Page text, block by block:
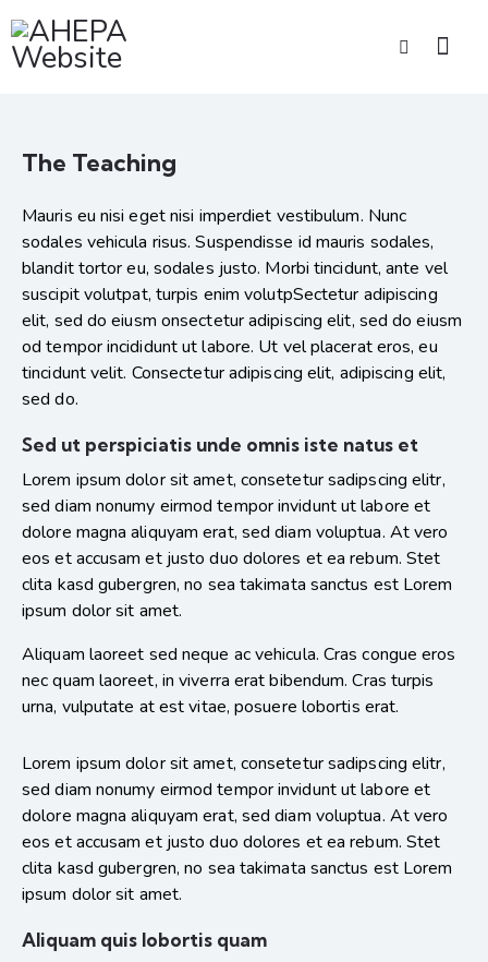
The Teaching
Mauris eu nisi eget nisi imperdiet vestibulum. Nunc
sodales vehicula risus. Suspendisse id mauris sodales,
blandit tortor eu, sodales justo. Morbi tincidunt, ante vel
suscipit volutpat, turpis enim volutpSectetur adipiscing
elit, sed do eiusm onsectetur adipiscing elit, sed do eiusm
od tempor incididunt ut labore. Ut vel placerat eros, eu
tincidunt velit. Consectetur adipiscing elit, adipiscing elit,
sed do.
Sed ut perspiciatis unde omnis iste natus et
Lorem ipsum dolor sit amet, consetetur sadipscing elitr,
sed diam nonumy eirmod tempor invidunt ut labore et
dolore magna aliquyam erat, sed diam voluptua. At vero
eos et accusam et justo duo dolores et ea rebum. Stet
clita kasd gubergren, no sea takimata sanctus est Lorem
ipsum dolor sit amet.
Aliquam laoreet sed neque ac vehicula. Cras congue eros
nec quam laoreet, in viverra erat bibendum. Cras turpis
urna, vulputate at est vitae, posuere lobortis erat.
Lorem ipsum dolor sit amet, consetetur sadipscing elitr,
sed diam nonumy eirmod tempor invidunt ut labore et
dolore magna aliquyam erat, sed diam voluptua. At vero
eos et accusam et justo duo dolores et ea rebum. Stet
clita kasd gubergren, no sea takimata sanctus est Lorem
ipsum dolor sit amet.
Aliquam quis lobortis quam